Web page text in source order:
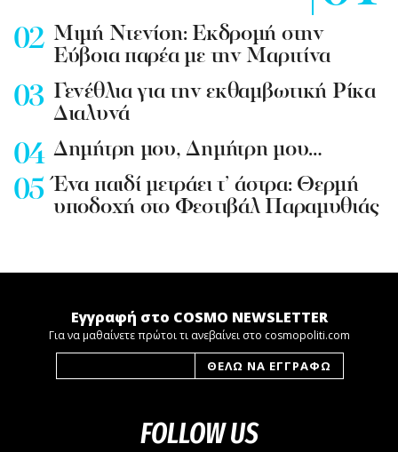
Mιμή Ντενίση: Εκδρομή στην
Εύβοια παρέα με την Μαριτίνα
Γενέθλια για την εκθαμβωτική Ρίκα
Διαλυνά
Δημήτρη μου, Δημήτρη μου…
Ένα παιδί μετράει τ’ άστρα: Θερμή
υποδοχή στο Φεστιβάλ Παραμυθιάς
Εγγραφή στο COSMO NEWSLETTER
Για να μαθαίνετε πρώτοι τι ανεβαίνει στο cosmopoliti.com
FOLLOW US